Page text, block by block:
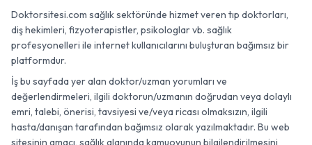
Doktorsitesi.com sağlık sektöründe hizmet veren tıp doktorları,
diş hekimleri, fizyoterapistler, psikologlar vb. sağlık
profesyonelleri ile internet kullanıcılarını buluşturan bağımsız bir
platformdur.
İş bu sayfada yer alan doktor/uzman yorumları ve
değerlendirmeleri, ilgili doktorun/uzmanın doğrudan veya dolaylı
emri, talebi, önerisi, tavsiyesi ve/veya ricası olmaksızın, ilgili
hasta/danışan tarafından bağımsız olarak yazılmaktadır. Bu web
sitesinin amacı, sağlık alanında kamuoyunun bilgilendirilmesini